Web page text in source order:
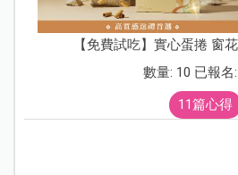
【免費試吃】實心蛋捲 窗
數量: 10 已報名
11篇心得